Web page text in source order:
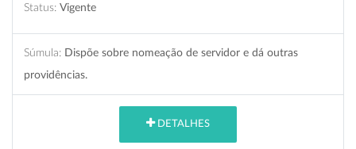
Status: Vigente
Súmula: Dispõe sobre nomeação de servidor e dá outras
providências.
DETALHES